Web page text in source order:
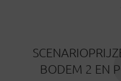
BODEM 2 EN